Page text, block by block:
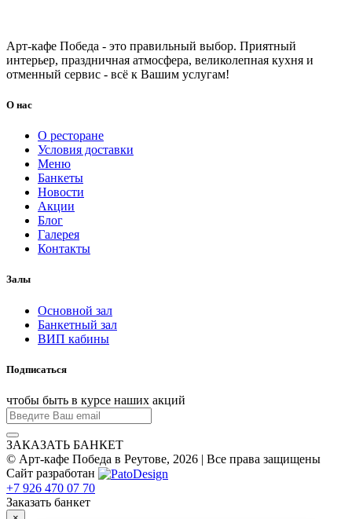
Арт-кафе Победа - это правильный выбор. Приятный
интерьер, праздничная атмосфера, великолепная кухня и
отменный сервис - всё к Вашим услугам!
О нас
О ресторане
Условия доставки
Меню
Банкеты
Новости
Акции
Блог
Галерея
Контакты
Залы
Основной зал
Банкетный зал
ВИП кабины
Подписаться
чтобы быть в курсе наших акций
ЗАКАЗАТЬ БАНКЕТ
© Арт-кафе Победа в Реутове, 2026 | Все права защищены
Сайт разработан
+7 926 470 07 70
Заказать банкет